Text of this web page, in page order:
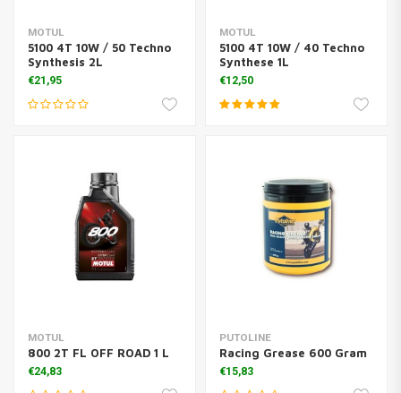
MOTUL
5100 4T 10W / 50 Techno
Synthesis 2L
€21,95
MOTUL
5100 4T 10W / 40 Techno
Synthese 1L
€12,50
MOTUL
800 2T FL OFF ROAD 1 L
€24,83
PUTOLINE
Racing Grease 600 Gram
€15,83